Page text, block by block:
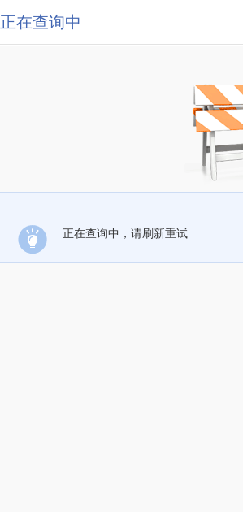
正在查询中
正在查询中，请刷新重试